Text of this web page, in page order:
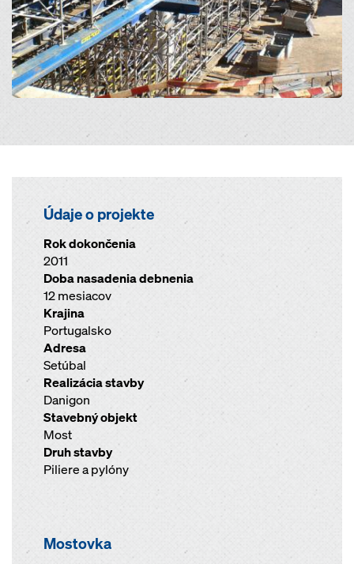
Údaje o projekte
Rok dokončenia
2011
Doba nasadenia debnenia
12 mesiacov
Krajina
Portugalsko
Adresa
Setúbal
Realizácia stavby
Danigon
Stavebný objekt
Most
Druh stavby
Piliere a pylóny
Mostovka